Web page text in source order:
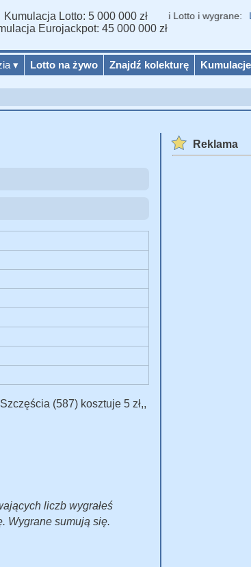
▾ Lotto na żywo Znajdź kolekturę Kumulacje
Kumulacja Lotto: 5 000 000 zł
Eurojackpot: 45 000 000 zł
Wyniki Lotto i wygrane:
(587) kosztuje 5 zł,,
liczb wygrałeś
Wygrane sumują się.
Reklama